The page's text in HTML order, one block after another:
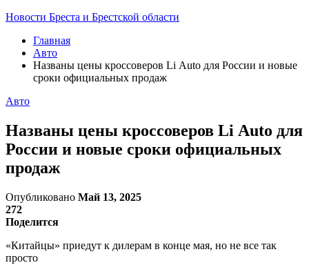
Новости Бреста и Брестской области
Главная
Авто
Названы цены кроссоверов Li Auto для России и новые
сроки официальных продаж
Авто
Названы цены кроссоверов Li Auto для
России и новые сроки официальных
продаж
Опубликовано Май 13, 2025
272
Поделится
«Китайцы» приедут к дилерам в конце мая, но не все так
просто